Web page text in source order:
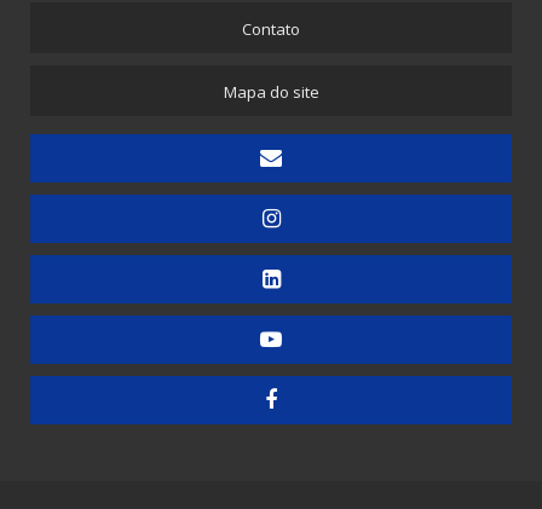
Embaladora de Canudinhos - 1 unidade
Embaladora de Canudinhos - Até 200 unidades
Embaladora de Canudinhos Corrugados em Kit Destacável
Embaladora de Doces
Embaladora de Guardanapos - Automática
Embaladora de Guardanapos - Manual
Embaladora de Resma - Grandes Formatos
Contato
Mapa do site